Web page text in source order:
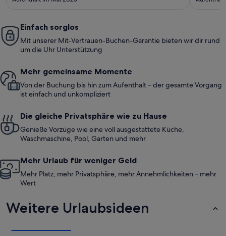
Einfach sorglos
Mit unserer Mit-Vertrauen-Buchen-Garantie bieten wir dir rund
um die Uhr Unterstützung
Mehr gemeinsame Momente
Von der Buchung bis hin zum Aufenthalt – der gesamte Vorgang
ist einfach und unkompliziert
Die gleiche Privatsphäre wie zu Hause
Genieße Vorzüge wie eine voll ausgestattete Küche,
Waschmaschine, Pool, Garten und mehr
Mehr Urlaub für weniger Geld
Mehr Platz, mehr Privatsphäre, mehr Annehmlichkeiten – mehr
Wert
Weitere Urlaubsideen